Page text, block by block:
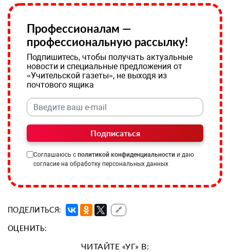
Профессионалам —
профессиональную рассылку!
Подпишитесь, чтобы получать актуальные
новости и специальные предложения от
«Учительской газеты», не выходя из
почтового ящика
Подписаться
Соглашаюсь с политикой конфиденциальности и даю
согласие на обработку персональных данных
ПОДЕЛИТЬСЯ: 🔗
ОЦЕНИТЬ:
ЧИТАЙТЕ «УГ» В: